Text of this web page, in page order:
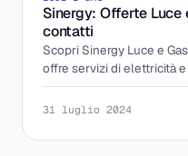
Sinergy: Offerte Luce
contatti
Scopri Sinergy Luce e
offre servizi di elettricità
aziendali.
31 luglio 2024